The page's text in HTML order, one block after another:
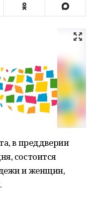
в преддверии
состоится
и женщин,